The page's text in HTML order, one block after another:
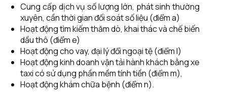
Cung cấp dịch vụ số lượng lớn, phát sinh thường
xuyên, cần thời gian đối soát số liệu (điểm a)
Hoạt động tìm kiếm thăm dò, khai thác và chế biến
dầu thô (điểm e)
Hoạt động cho vay, đại lý đổi ngoại tệ (điểm l)
Hoạt động kinh doanh vận tải hành khách bằng xe
taxi có sử dụng phần mềm tính tiền (điểm m),
Hoạt động khám chữa bệnh (điểm n).